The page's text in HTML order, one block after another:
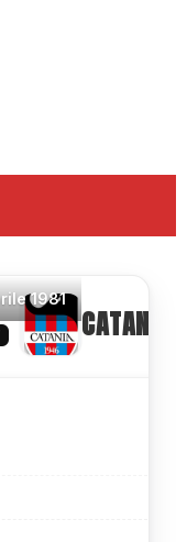
1981
CATANIA